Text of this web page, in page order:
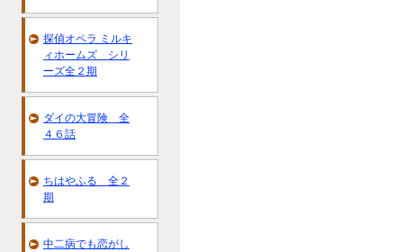
探偵オペラ ミルキ
ィホームズ シリ
ーズ全２期
ダイの大冒険 全
４６話
ちはやふる 全２
期
中二病でも恋がし